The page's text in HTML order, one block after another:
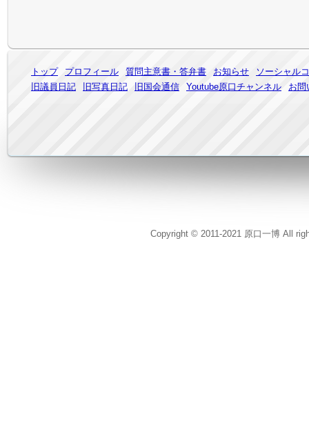
トップ プロフィール 質問主意書・答弁書 お知らせ
ソーシャル
旧議員日記
旧写真日記 旧国会通信 Youtube原口チャンネル お問
Copyright © 2011-2021 原口一博 All